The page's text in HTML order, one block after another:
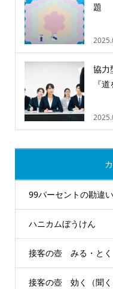
題
協力
『
99パーセントの勘違い
ハニカムぼうけん
接客の壺 みる・とく
接客の壺 効く（聞く